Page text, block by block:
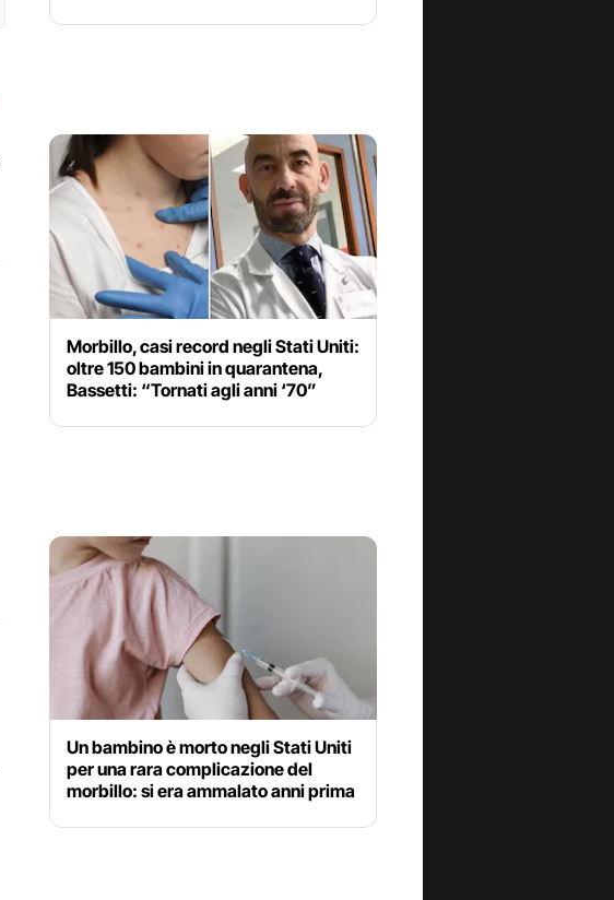
Morbillo, casi record negli Stati Uniti:
oltre 150 bambini in quarantena,
Bassetti: “Tornati agli anni ‘70”
Un bambino è morto negli Stati Uniti
per una rara complicazione del
morbillo: si era ammalato anni prima